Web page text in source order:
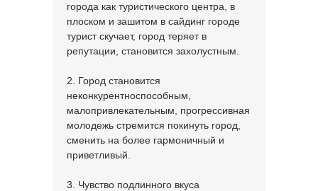
города как туристического центра, в
плоском и зашитом в сайдинг городе
турист скучает, город теряет в
репутации, становится захолустным.
2. Город становится
неконкурентноспособным,
малопривлекательным, прогрессивная
молодежь стремится покинуть город,
сменить на более гармоничный и
приветливый.
3. Чувство подлинного вкуса